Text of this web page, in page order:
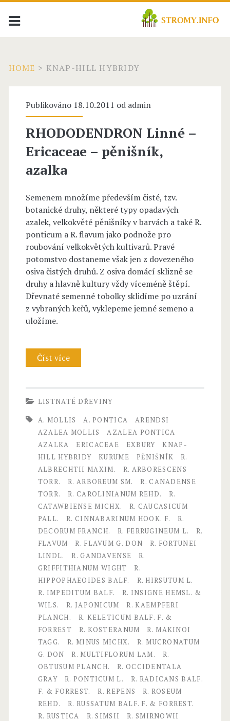
HOME > KNAP-HILL HYBRIDY
Publikováno 18.10.2011 od admin
RHODODENDRON Linné –
Ericaceae – pěnišník,
azalka
Semenem množíme především čisté, tzv.
botanické druhy, některé typy opadavých
azalek, velkokvěté pěnišníky v barvách a také R.
ponticum a R. flavum jako podnože pro
roubování velkokvětých kultivarů. Pravé
potomstvo dostaneme však jen z dovezeného
osiva čistých druhů. Z osiva domácí sklizně se
druhy a hlavně kultury vždy víceméně štěpí.
Dřevnaté semenné tobolky sklidíme po uzrání
z vybraných keřů, vyklepeme jemné semeno a
uložíme.
Číst víceR
O
O
E
N
D
R
O
N
L
i
n
n
é
–
E
r
LISTNATÉ DŘEVINY
A. MOLLIS
A. PONTICA
ARENDSI
AZALEA MOLLIS
AZALEA PONTICA
AZALKA
ERICACEAE EXBURY
KNAP-
HILL HYBRIDY
KURUME PĚNIŠNÍK
R.
ALBRECHTII MAXIM.
R. ARBORESCENS
TORR.
R. ARBOREUM SM.
R. CANADENSE
TORR.
R. CAROLINIANUM REHD.
R.
CATAWBIENSE MICHX.
R. CAUCASICUM
PALL.
R. CINNABARINUM HOOK. F.
R.
DECORUM FRANCH.
R. FERRUGINEUM L.
R.
FLAVUM
R. FLAVUM G. DON
R. FORTUNEI
LINDL.
R. GANDAVENSE
R.
GRIFFITHIANUM WIGHT
R.
HIPPOPHAEOIDES BALF.
R. HIRSUTUM L.
R. IMPEDITUM BALF.
R. INSIGNE HEMSL. &
WILS.
R. JAPONICUM
R. KAEMPFERI
PLANCH.
R. KELETICUM BALF. F. &
FORREST
R. KOSTERANUM
R. MAKINOI
TAGG.
R. MINUS MICHX.
R. MUCRONATUM
G. DON
R. MULTIFLORUM LAM.
R.
OBTUSUM PLANCH.
R. OCCIDENTALA
GRAY
R. PONTICUM L.
R. RADICANS BALF.
F. & FORREST.
R. REPENS
R. ROSEUM
REHD.
R. RUSSATUM BALF. F. & FORREST.
R. RUSTICA
R. SIMSII
R. SMIRNOWII